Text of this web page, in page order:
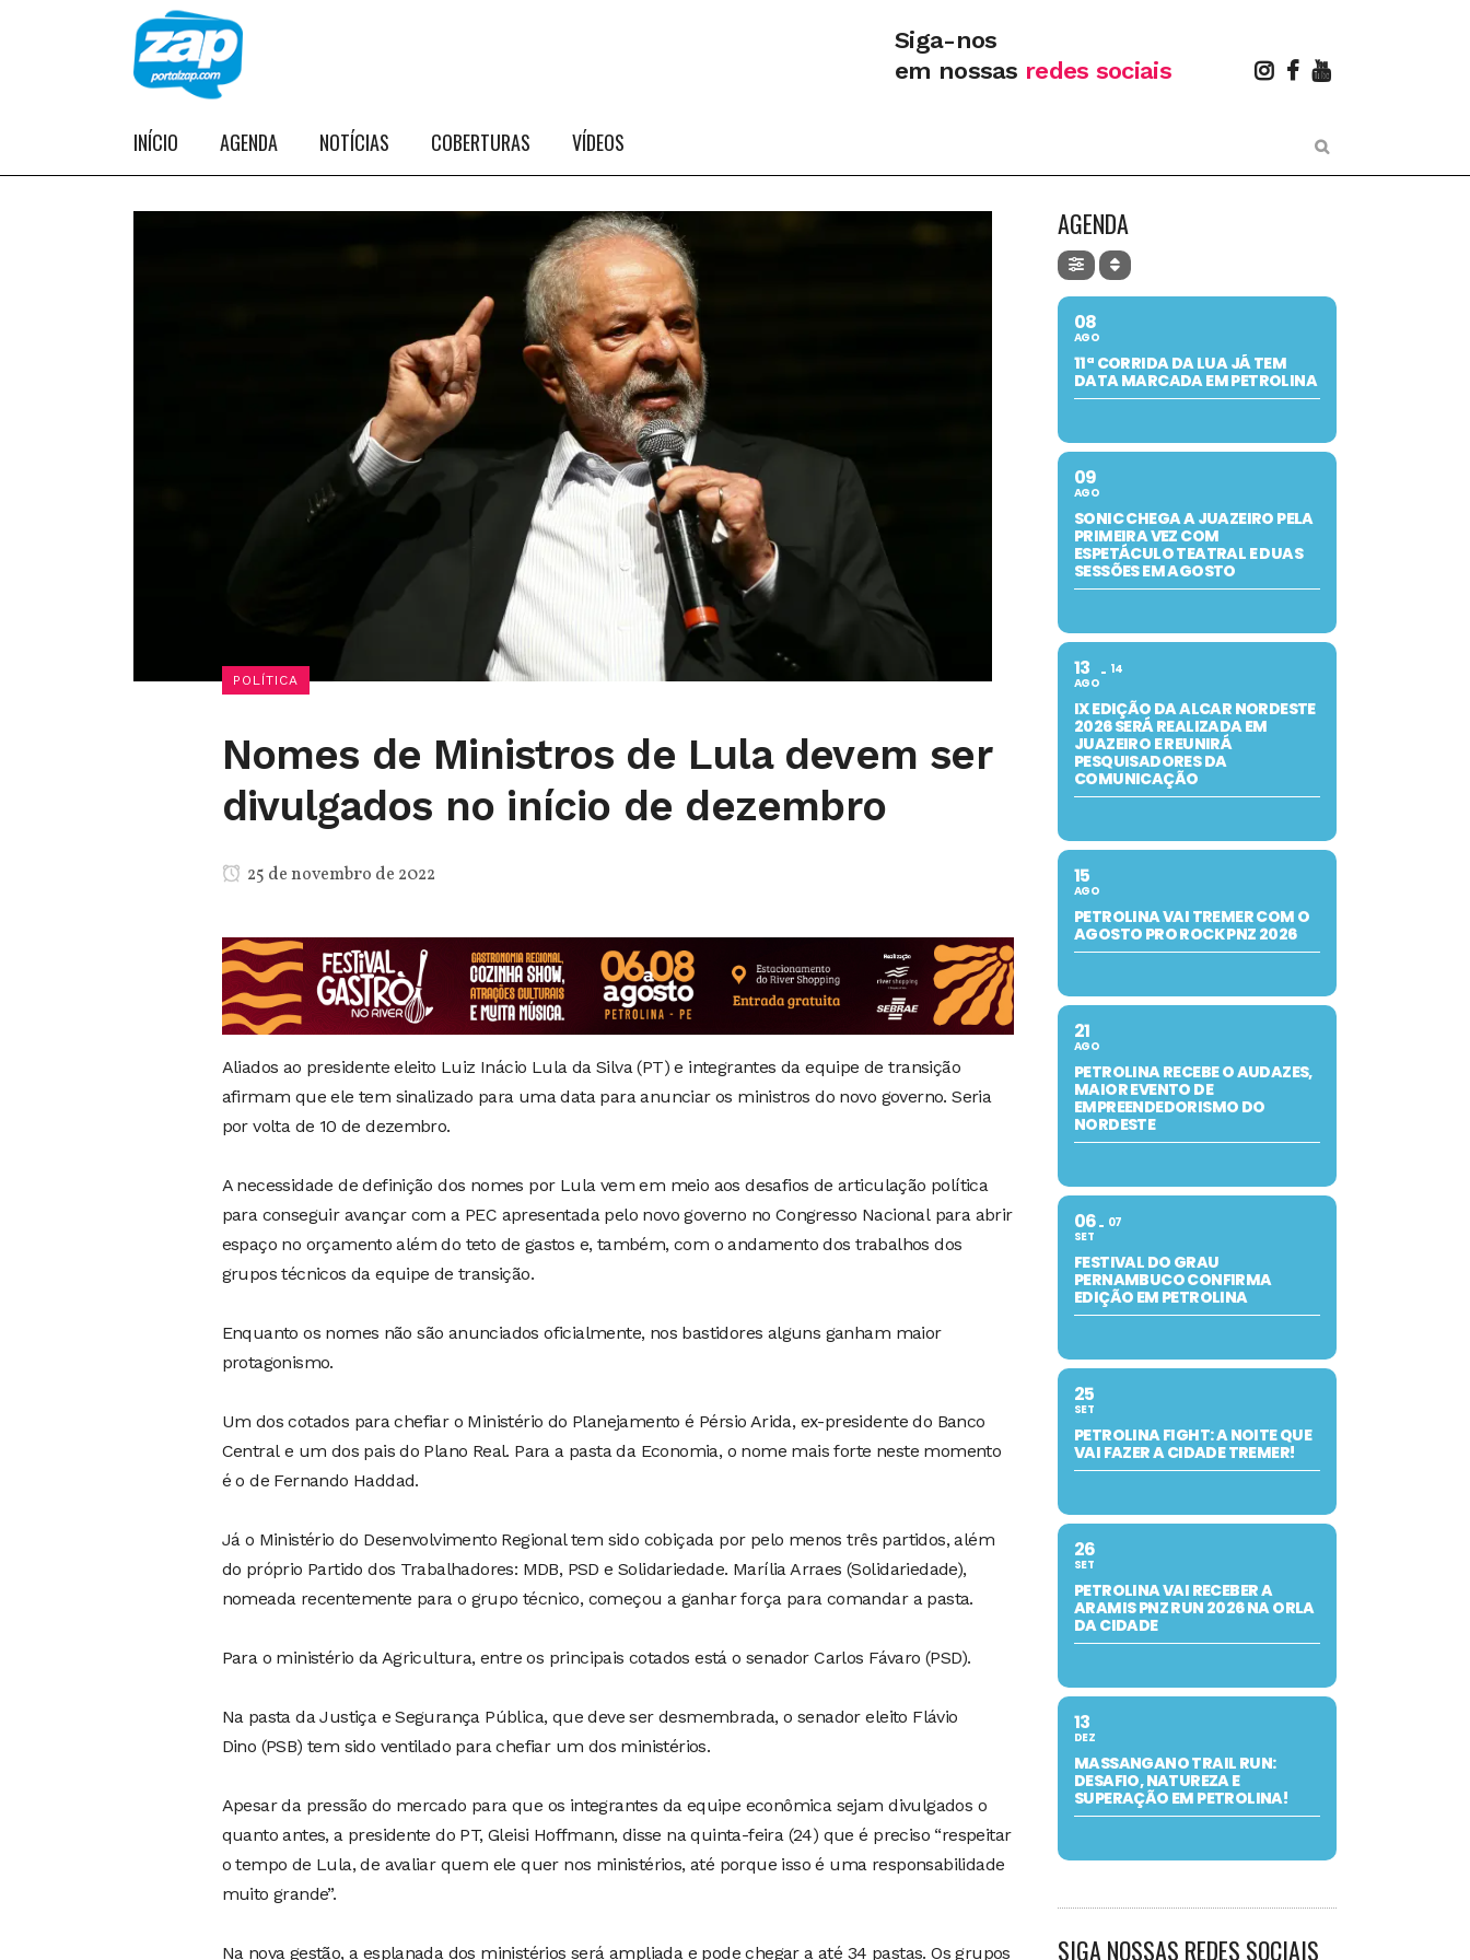
Siga-nos
em nossas redes sociais
INÍCIO AGENDA NOTÍCIAS COBERTURAS VÍDEOS
POLÍTICA
Nomes de Ministros de Lula devem ser
divulgados no início de dezembro
25 de novembro de 2022
Aliados ao presidente eleito Luiz Inácio Lula da Silva (PT) e integrantes da equipe de transição
afirmam que ele tem sinalizado para uma data para anunciar os ministros do novo governo. Seria
por volta de 10 de dezembro.
A necessidade de definição dos nomes por Lula vem em meio aos desafios de articulação política
para conseguir avançar com a PEC apresentada pelo novo governo no Congresso Nacional para abrir
espaço no orçamento além do teto de gastos e, também, com o andamento dos trabalhos dos
grupos técnicos da equipe de transição.
Enquanto os nomes não são anunciados oficialmente, nos bastidores alguns ganham maior
protagonismo.
Um dos cotados para chefiar o Ministério do Planejamento é Pérsio Arida, ex-presidente do Banco
Central e um dos pais do Plano Real. Para a pasta da Economia, o nome mais forte neste momento
é o de Fernando Haddad.
Já o Ministério do Desenvolvimento Regional tem sido cobiçada por pelo menos três partidos, além
do próprio Partido dos Trabalhadores: MDB, PSD e Solidariedade. Marília Arraes (Solidariedade),
nomeada recentemente para o grupo técnico, começou a ganhar força para comandar a pasta.
Para o ministério da Agricultura, entre os principais cotados está o senador Carlos Fávaro (PSD).
Na pasta da Justiça e Segurança Pública, que deve ser desmembrada, o senador eleito Flávio
Dino (PSB) tem sido ventilado para chefiar um dos ministérios.
Apesar da pressão do mercado para que os integrantes da equipe econômica sejam divulgados o
quanto antes, a presidente do PT, Gleisi Hoffmann, disse na quinta-feira (24) que é preciso “respeitar
o tempo de Lula, de avaliar quem ele quer nos ministérios, até porque isso é uma responsabilidade
muito grande”.
Na nova gestão, a esplanada dos ministérios será ampliada e pode chegar a até 34 pastas. Os grupos
AGENDA
08
AGO
11ª CORRIDA DA LUA JÁ TEM
DATA MARCADA EM PETROLINA
09
AGO
SONIC CHEGA A JUAZEIRO PELA
PRIMEIRA VEZ COM
ESPETÁCULO TEATRAL E DUAS
SESSÕES EM AGOSTO
13
AGO
14
IX EDIÇÃO DA ALCAR NORDESTE
2026 SERÁ REALIZADA EM
JUAZEIRO E REUNIRÁ
PESQUISADORES DA
COMUNICAÇÃO
15
AGO
PETROLINA VAI TREMER COM O
AGOSTO PRO ROCK PNZ 2026
21
AGO
PETROLINA RECEBE O AUDAZES,
MAIOR EVENTO DE
EMPREENDEDORISMO DO
NORDESTE
06
SET
07
FESTIVAL DO GRAU
PERNAMBUCO CONFIRMA
EDIÇÃO EM PETROLINA
25
SET
PETROLINA FIGHT: A NOITE QUE
VAI FAZER A CIDADE TREMER!
26
SET
PETROLINA VAI RECEBER A
ARAMIS PNZ RUN 2026 NA ORLA
DA CIDADE
13
DEZ
MASSANGANO TRAIL RUN:
DESAFIO, NATUREZA E
SUPERAÇÃO EM PETROLINA!
SIGA NOSSAS REDES SOCIAIS